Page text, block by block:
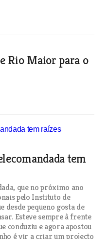
Rio Maior para o
tem
que no próximo ano
pelo Instituto de
desde pequeno gosta de
Esteve sempre à frente
conduziu e agora apostou
é vir a criar um projecto